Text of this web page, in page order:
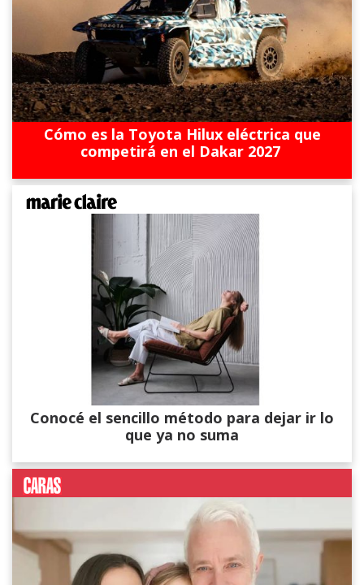
Cómo es la Toyota Hilux eléctrica que
competirá en el Dakar 2027
Conocé el sencillo método para dejar ir lo
que ya no suma